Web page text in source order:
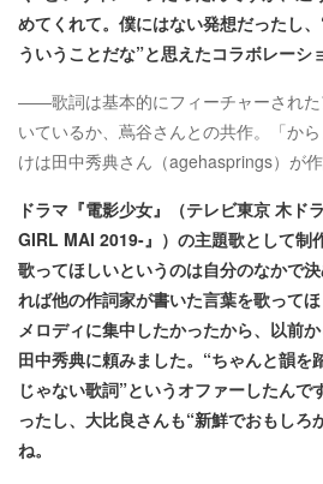
めてくれて。僕にはない発想だったし
ういうことだな”と思えたコラボレーシ
――歌詞は基本的にフィーチャーされ
いているか、蔦谷さんとの共作。「か
けは田中秀典さん（agehasprings）が作
ドラマ『電影少女』（テレビ東京 木ド
GIRL MAI 2019-』）の主題歌として制
歌ってほしいというのは自分のなかで
れば他の作詞家が書いた言葉を歌って
メロディに集中したかったから、以前
田中秀典に頼みました。“ちゃんと韻を
じゃない歌詞”というオファーしたんで
ったし、大比良さんも“新鮮でおもしろ
ね。